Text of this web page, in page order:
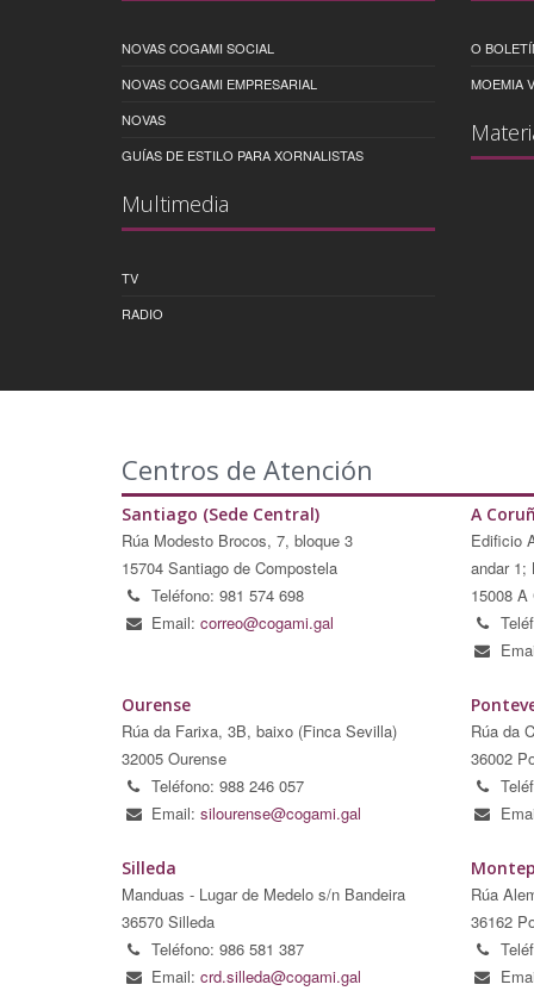
NOVAS COGAMI SOCIAL
NOVAS COGAMI EMPRESARIAL
NOVAS
GUÍAS DE ESTILO PARA XORNALISTAS
Multimedia
TV
RADIO
O
MOEMIA
Centros de Atención
Santiago (Sede Central)
Rúa Modesto Brocos, 7, bloque 3
15704 Santiago de Compostela
Teléfono: 981 574 698
Email: correo@cogami.gal
A
Edificio
andar 1;
15008 A
Ourense
Rúa da Farixa, 3B, baixo (Finca Sevilla)
32005 Ourense
Teléfono: 988 246 057
Email: silourense@cogami.gal
Rúa da
36002
Silleda
Manduas - Lugar de Medelo s/n Bandeira
36570 Silleda
Teléfono: 986 581 387
Email: crd.silleda@cogami.gal
Rúa
36162